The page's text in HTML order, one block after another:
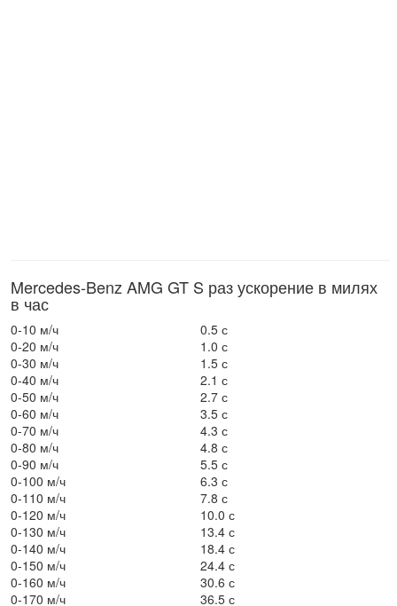
Mercedes-Benz AMG GT S раз ускорение в милях
в час
0-10 м/ч
0.5 с
0-20 м/ч
1.0 с
0-30 м/ч
1.5 с
0-40 м/ч
2.1 с
0-50 м/ч
2.7 с
0-60 м/ч
3.5 с
0-70 м/ч
4.3 с
0-80 м/ч
4.8 с
0-90 м/ч
5.5 с
0-100 м/ч
6.3 с
0-110 м/ч
7.8 с
0-120 м/ч
10.0 с
0-130 м/ч
13.4 с
0-140 м/ч
18.4 с
0-150 м/ч
24.4 с
0-160 м/ч
30.6 с
0-170 м/ч
36.5 с